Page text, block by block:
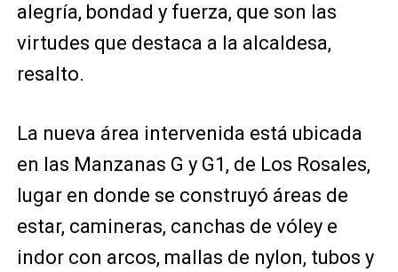
alegría, bondad y fuerza, que son las
virtudes que destaca a la alcaldesa,
resalto.
La nueva área intervenida está ubicada
en las Manzanas G y G1, de Los Rosales,
lugar en donde se construyó áreas de
estar, camineras, canchas de vóley e
indor con arcos, mallas de nylon, tubos y